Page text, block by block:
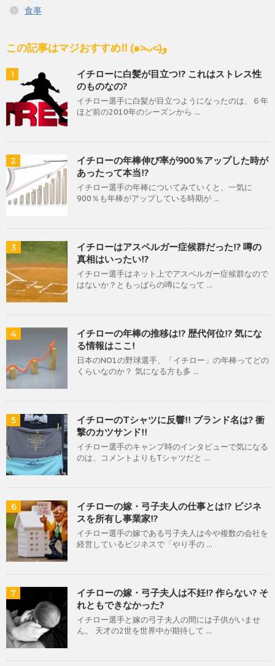
食事
この記事はマジおすすめ!! (๑˃̵ᴗ˂̵)و
1
イチローに白髪が目立つ!? これはストレス性
のものなの?
イチロー選手に白髪が目立つようになったのは、６年
ほど前の2010年のシーズンから ...
2
イチローの年棒伸び率が900％アップした時が
あったって本当!?
イチロー選手の年棒についてみていくと、一気に
900％も年棒がアップしている時期が ...
3
イチローはアスペルガー症候群だった!? 噂の
真相はいったい!?
イチロー選手はネット上でアスペルガー症候群なので
はないか？ともっぱらの噂になって ...
4
イチローの年棒の推移は!? 歴代何位!? 気にな
る情報はここ!
日本のNO1の野球選手、「イチロー」の年棒ってどの
くらいなのか？ 気になる方も多 ...
5
イチローのTシャツに反響!! ブランド名は? 衝
撃のカツサンド!!
イチロー選手のキャンプ時のインタビューで気になる
のは、コメントよりもTシャツだと ...
6
イチローの嫁・弓子夫人の仕事とは!? ビジネ
スを所有し事業家!?
イチロー選手の嫁である弓子夫人は今や複数の会社を
経営しているビジネスで「やり手の ...
7
イチローの嫁・弓子夫人は不妊!? 作らない? そ
れともできなかった?
イチロー選手と嫁の弓子夫人の間には子供がいませ
ん。 天才の2世を世界中が期待して ...